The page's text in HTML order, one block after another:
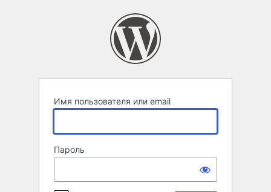
Имя пользователя или email
Пароль